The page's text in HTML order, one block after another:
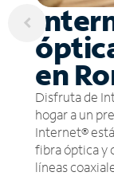
en
Disfruta de
hogar a un
Internet®
fibra óptica y
líneas